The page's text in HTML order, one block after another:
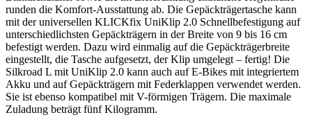
runden die Komfort-Ausstattung ab. Die Gepäckträgertasche kann
mit der universellen KLICKfix UniKlip 2.0 Schnellbefestigung auf
unterschiedlichsten Gepäckträgern in der Breite von 9 bis 16 cm
befestigt werden. Dazu wird einmalig auf die Gepäckträgerbreite
eingestellt, die Tasche aufgesetzt, der Klip umgelegt – fertig! Die
Silkroad L mit UniKlip 2.0 kann auch auf E-Bikes mit integriertem
Akku und auf Gepäckträgern mit Federklappen verwendet werden.
Sie ist ebenso kompatibel mit V-förmigen Trägern. Die maximale
Zuladung beträgt fünf Kilogramm.